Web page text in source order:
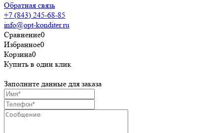
Обратная связь
+7 (843) 245-68-85
info@opt-konditer.ru
Сравнение0
Избранное0
Корзина0
Купить в один клик
Заполните данные для заказа